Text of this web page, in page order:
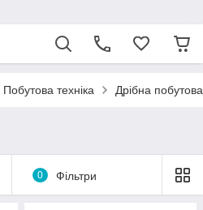
Побутова техніка Дрібна
0 Фільтри